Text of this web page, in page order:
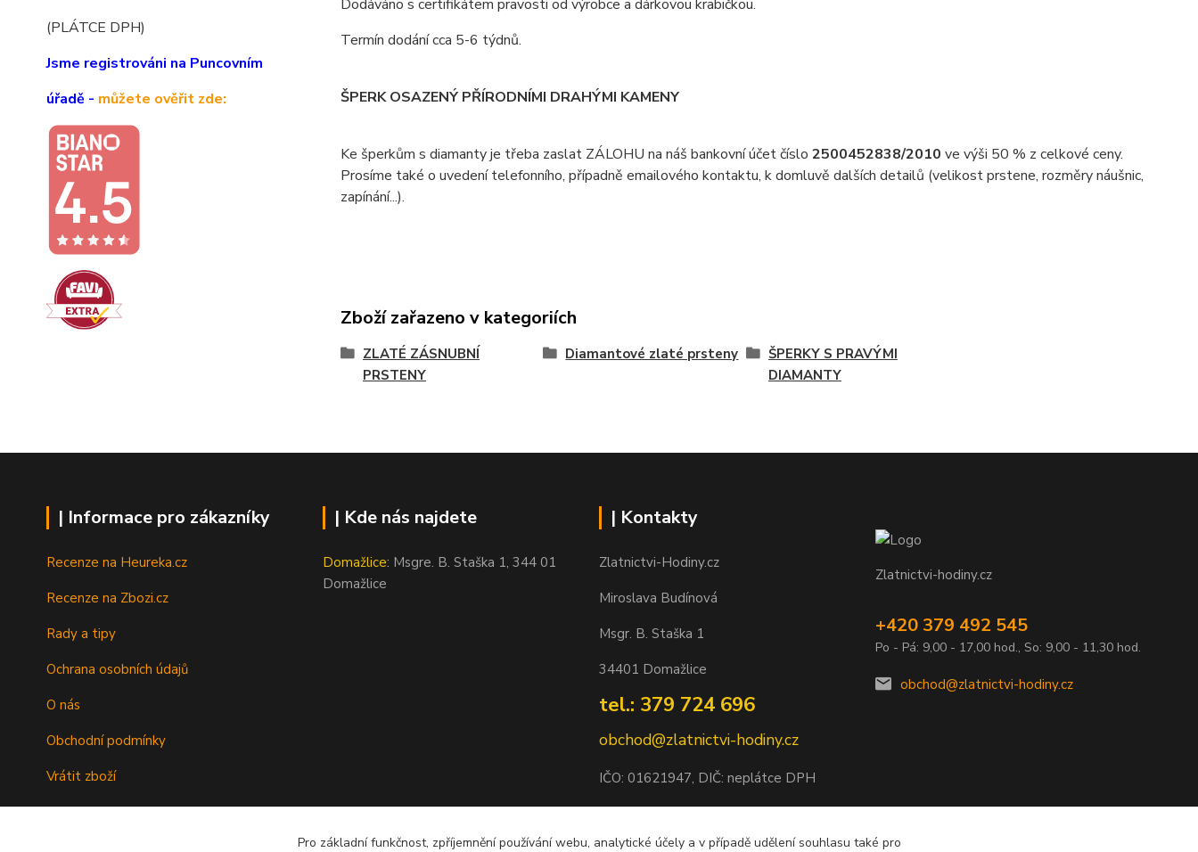
(PLÁTCE DPH)
Jsme registrováni na Puncovním
úřadě - můžete ověřit zde:
Dodáváno s certifikátem pravosti od výrobce a dárkovou krabičkou.
Termín dodání cca 5-6 týdnů.
ŠPERK OSAZENÝ PŘÍRODNÍMI DRAHÝMI KAMENY
Ke šperkům s diamanty je třeba zaslat ZÁLOHU na náš bankovní účet číslo 2500452838/2010 ve výši 50 % z celkové ceny.
Prosíme také o uvedení telefonního, případně emailového kontaktu, k domluvě dalších detailů (velikost prstene, rozměry náušnic,
zapínání...).
Zboží zařazeno v kategoriích
ZLATÉ ZÁSNUBNÍ
PRSTENY
Diamantové zlaté prsteny
ŠPERKY S PRAVÝMI
DIAMANTY
| Informace pro zákazníky
Recenze na Heureka.cz
Recenze na Zbozi.cz
Rady a tipy
Ochrana osobních údajů
O nás
Obchodní podmínky
Vrátit zboží
Doprava
| Kde nás najdete
Domažlice: Msgre. B. Staška 1, 344 01
Domažlice
| Kontakty
Zlatnictvi-Hodiny.cz
Miroslava Budínová
Msgr. B. Staška 1
34401 Domažlice
tel.: 379 724 696
obchod@zlatnictvi-hodiny.cz
IČO: 01621947, DIČ: neplátce DPH
Zlatnictvi-hodiny.cz
+420 379 492 545
Po - Pá: 9,00 - 17,00 hod., So: 9,00 - 11,30 hod.
obchod@zlatnictvi-hodiny.cz
Pro základní funkčnost, zpříjemnění používání webu, analytické účely a v případě udělení souhlasu také pro